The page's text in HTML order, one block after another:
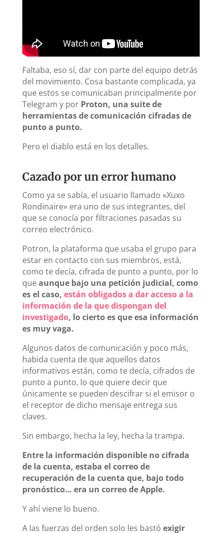
Faltaba, eso sí, dar con parte del equipo detrás
del movimiento. Cosa bastante complicada, ya
que estos se comunicaban principalmente por
Telegram y por Proton, una suite de
herramientas de comunicación cifradas de
punto a punto.
Pero el diablo está en los detalles.
Cazado por un error humano
Como ya se sabía, el usuario llamado «Xuxo
Rondinaire» era uno de sus integrantes, del
que se conocía por filtraciones pasadas su
correo electrónico.
Potron, la plataforma que usaba el grupo para
estar en contacto con sus miembros, está,
como te decía, cifrada de punto a punto, por lo
queaunque bajo una petición judicial, como
es el caso, están obligados a dar acceso a la
información de la que dispongan del
investigado, lo cierto es que esa información
es muy vaga.
Algunos datos de comunicación y poco más,
habida cuenta de que aquellos datos
informativos están, como te decía, cifrados de
punto a punto, lo que quiere decir que
únicamente se pueden descifrar si el emisor o
el receptor de dicho mensaje entrega sus
claves.
Sin embargo, hecha la ley, hecha la trampa.
Entre la información disponible no cifrada
de la cuenta, estaba el correo de
recuperación de la cuenta que, bajo todo
pronóstico… era un correo de Apple.
Y ahí viene lo bueno.
A las fuerzas del orden solo les bastó exigir